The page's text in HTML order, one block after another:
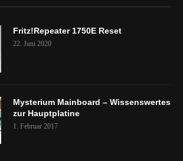
Fritz!Repeater 1750E Reset
22. Juni 2020
Mysterium Mainboard – Wissenswertes
zur Hauptplatine
1. Februar 2017